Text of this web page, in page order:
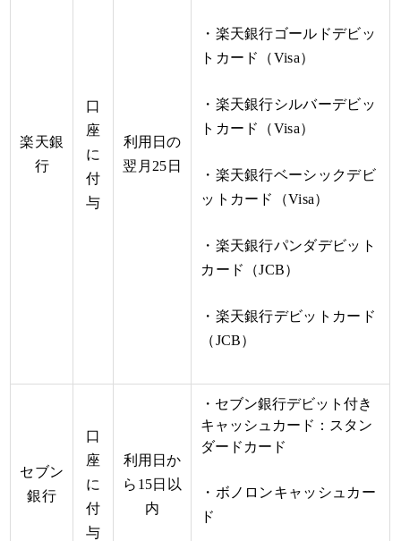
楽天銀
行
口
座
に
付
与
利用日の
翌月25日
・楽天銀行ゴールドデビッ
トカード（Visa）
・楽天銀行シルバーデビッ
トカード（Visa）
・楽天銀行ベーシックデビ
ットカード（Visa）
・楽天銀行パンダデビット
カード（JCB）
・楽天銀行デビットカード
（JCB）
セブン
銀行
口
座
に
付
与
利用日か
ら15日以
内
・セブン銀行デビット付き
キャッシュカード：スタン
ダードカード
・ボノロンキャッシュカー
ド